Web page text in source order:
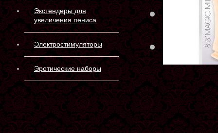
Экстендеры для
увеличения пениса
Электростимуляторы
Эротические наборы